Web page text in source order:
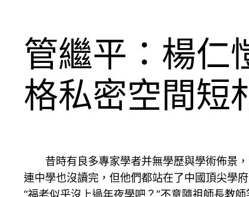
管繼平：楊仁
格私密空間短
昔時有良多專家學者并無學歷與學術佈景
連中學也沒讀完，但他們都站在了中國頂尖學
“福老似乎沒上過年夜學吧？”不意隨祖師長教